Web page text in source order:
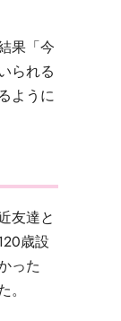
果「今
られる
ように
友達と
歳設
った